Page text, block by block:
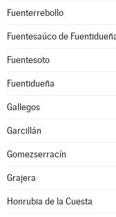
Fuenterrebollo
Fuentesaúco de
Fuentesoto
Fuentidueña
Gallegos
Garcillán
Gomezserracín
Grajera
Honrubia de la Cuesta